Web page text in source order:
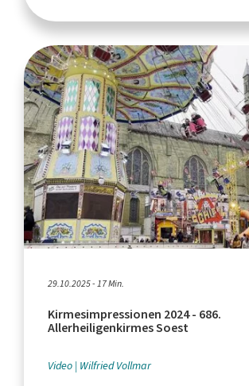
29.10.2025 - 17 Min.
Kirmesimpressionen 2024 - 686.
Allerheiligenkirmes Soest
Video Wilfried Vollmar